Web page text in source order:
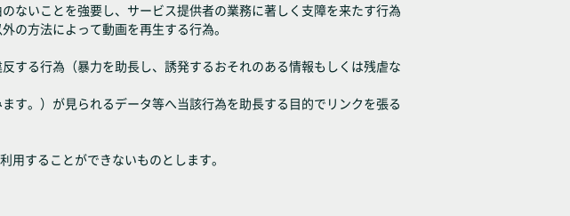
ないことを強要し、サービス提供者の業務に著しく支障を来たす行為
の方法によって動画を再生する行為。
する行為（暴力を助長し、誘発するおそれのある情報もしくは残虐な
す。）が見られるデータ等へ当該行為を助長する目的でリンクを張る
することができないものとします。